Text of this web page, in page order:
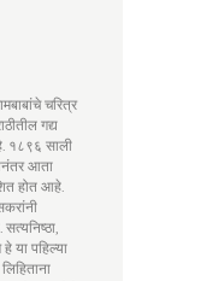
चरित्र
गद्य
१८९६ साली
आता
होत आहे.
या पहिल्या